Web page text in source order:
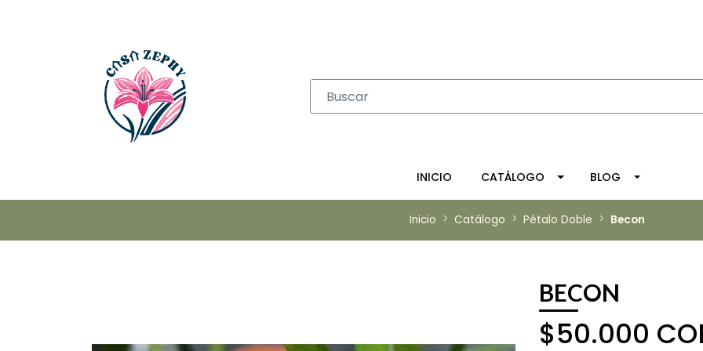
INICIO CATÁLOGO BLOG
Inicio Catálogo Pétalo Doble Becon
BECON
$50.000